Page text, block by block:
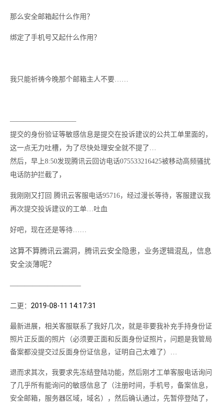
那么安全邮箱起什么作用？
绑定了手机号又起什么作用？
我只能祈祷今晚那个邮箱主人不要……
—————————–
提交的身份验证等敏感信息是提交在投诉建议的公共工单里面的，
这一点无力吐槽，为了尽快处理安全就不提了…
然后，早上8:50发现腾讯云回访电话075533216425被移动高频骚扰
电话防护拦截了，
我刚刚又打回 腾讯云客服电话95716，经过漫长等待，客服建议我
再次提交投诉建议的工单…吐血
好吧，现在还是等待……
这算不算腾讯云漏洞，腾讯云安全隐患，业务逻辑混乱，信息
安全淡薄呢？
—————————–
二更： 2019-08-11 14:17:31
最新进展，相关客服联系了我好几次，就是非要我补充手持身份证
照片正反面的照片（必须要正面和反面身份证照片，问题是我管局
备案都没提交过反面身份证信息，证明自己太难了）…
退而求其次，我要求先冻结登陆功能，然后刚才工单客服电话询问
了几乎所有能询问的敏感信息了（注册时间，手机号，备案信息，
安全邮箱，服务器区域，域名），然后确认通过，先暂停登陆了，